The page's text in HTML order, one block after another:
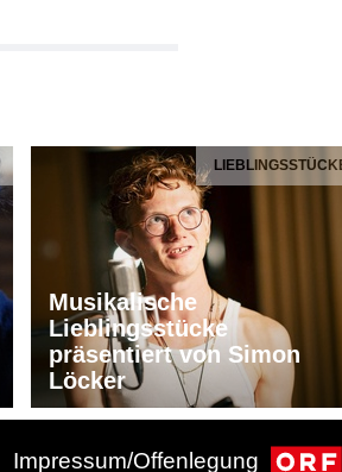
Musikalische
Lieblingsstücke
präsentiert von Simon
Löcker
Impressum/Offenlegung